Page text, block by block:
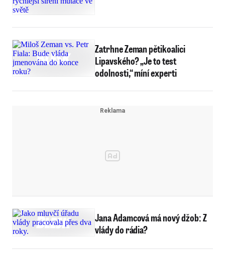
Zatrhne Zeman pětikoalici
Lipavského? „Je to test
odolnosti,“ míní experti
Jana Adamcová má nový džob: Z
vlády do rádia?